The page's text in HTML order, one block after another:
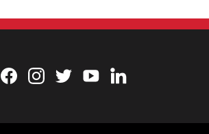
Facebook
Instagram
TwitterYouTubeLinkedIn